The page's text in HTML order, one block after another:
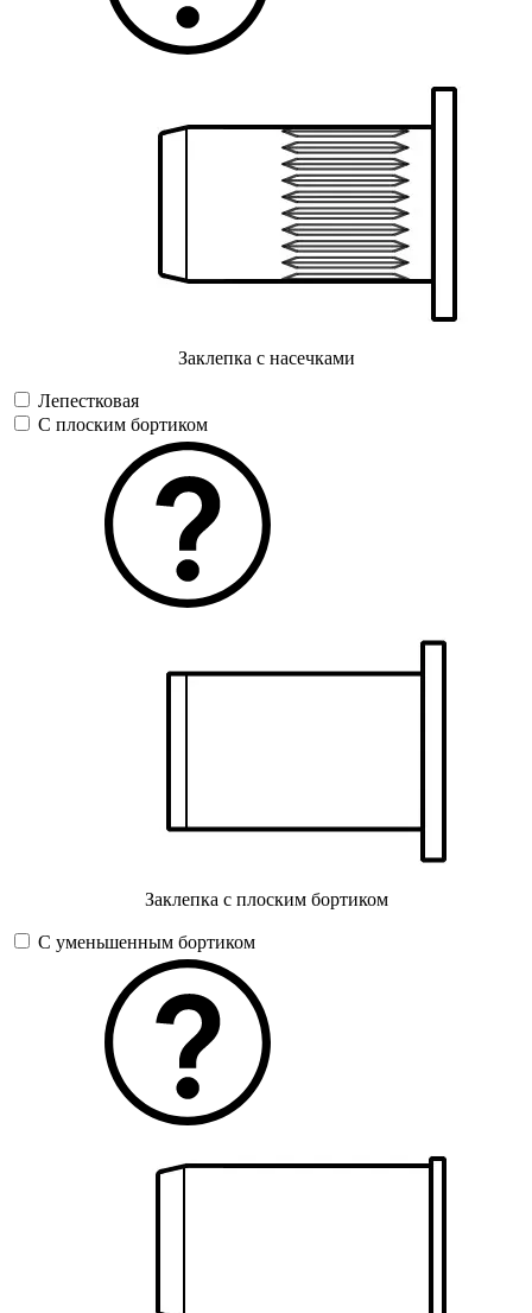
Заклепка с насечками
Лепестковая
С плоским бортиком
Заклепка с плоским бортиком
С уменьшенным бортиком